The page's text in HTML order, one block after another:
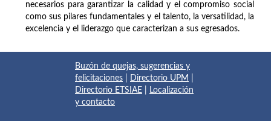
necesarios para garantizar la calidad y el compromiso social
como sus pilares fundamentales y el talento, la versatilidad, la
excelencia y el liderazgo que caracterizan a sus egresados.
Buzón de quejas, sugerencias y
felicitaciones
Directorio UPM
Directorio ETSIAE
Localización
y contacto